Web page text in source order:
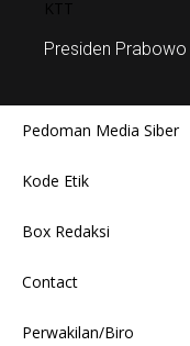
Presiden Prabowo
Pedoman Media Siber
Kode Etik
Box Redaksi
Contact
Perwakilan/Biro